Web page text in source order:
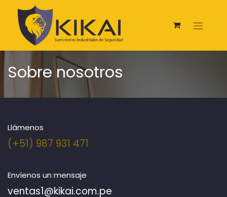
Sobre nosotros
Llámenos
(+51) 987 931 471
Envíenos un mensaje
ventas1@kikai.com.pe